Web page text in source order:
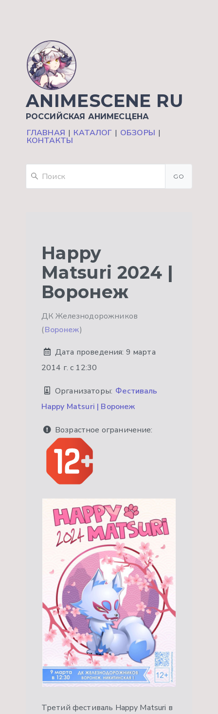
ANIMESCENE RU
РОССИЙСКАЯ АНИМЕСЦЕНА
ГЛАВНАЯ | КАТАЛОГ | ОБЗОРЫ |
КОНТАКТЫ
GO
Happy
Matsuri 2024 |
Воронеж
ДК Железнодорожников
(Воронеж)
Дата проведения: 9 марта
2014 г. с 12:30
Организаторы: Фестиваль
Happy Matsuri | Воронеж
Возрастное ограничение:
Третий фестиваль Happy Matsuri в